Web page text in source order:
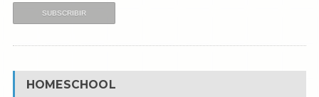
HOMESCHOOL